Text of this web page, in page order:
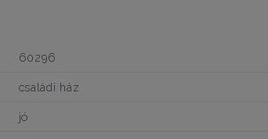
60296
családi ház
jó